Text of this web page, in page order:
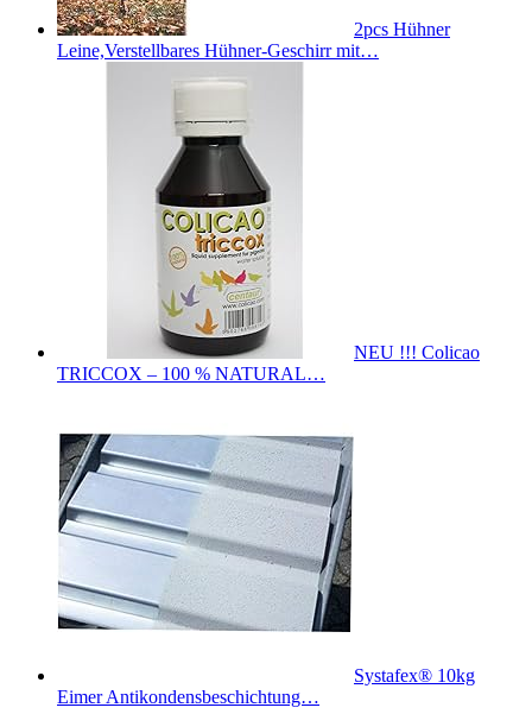
2pcs Hühner
Leine,Verstellbares Hühner-Geschirr mit…
NEU !!! Colicao
TRICCOX – 100 % NATURAL…
Systafex® 10kg
Eimer Antikondensbeschichtung…